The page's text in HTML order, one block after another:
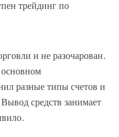
трейдинг по
и не разочарован.
разные типы счетов и
средств занимает